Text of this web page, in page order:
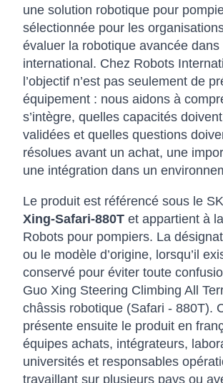
une solution robotique pour
sélectionnée pour les
évaluer la robotique avancée
international. Chez Robots
l’objectif n’est pas seulement de
équipement : nous aidons à
s’intègre, quelles capacités
validées et quelles questions
résolues avant un achat, une
une intégration dans un
Le produit est référencé sous le
Xing-Safari-880T et appartient à
Robots pour pompiers. La
ou le modèle d’origine, lorsqu’il
conservé pour éviter toute
Guo Xing Steering Climbing All
châssis robotique (Safari - 880T).
présente ensuite le produit en
équipes achats, intégrateurs,
universités et responsables
travaillant sur plusieurs pays ou